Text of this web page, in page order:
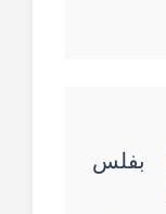
بفلس